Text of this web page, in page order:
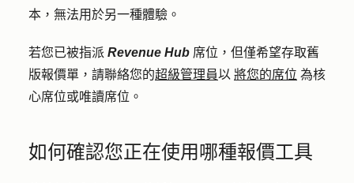
本，無法用於另一種體驗。
若您已被指派 Revenue Hub 席位，但僅希望存取舊
版報價單，請聯絡您的超級管理員以 將您的席位 為核
心席位或唯讀席位。
如何確認您正在使用哪種報價工具